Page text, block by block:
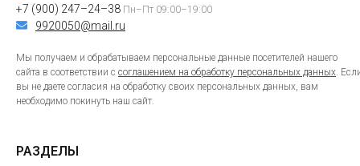
+7 (900) 247–24–38 Пн–Пт 09:00–19:00
9920050@mail.ru
Мы получаем и обрабатываем персональные данные посетителей нашего
сайта в соответствии с соглашением на обработку персональных данных.
вы не даете согласия на обработку своих персональных данных, вам
необходимо покинуть наш сайт.
РАЗДЕЛЫ